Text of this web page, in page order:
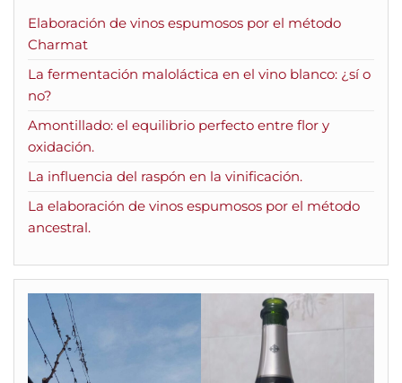
Elaboración de vinos espumosos por el método
Charmat
La fermentación maloláctica en el vino blanco: ¿sí o
no?
Amontillado: el equilibrio perfecto entre flor y
oxidación.
La influencia del raspón en la vinificación.
La elaboración de vinos espumosos por el método
ancestral.